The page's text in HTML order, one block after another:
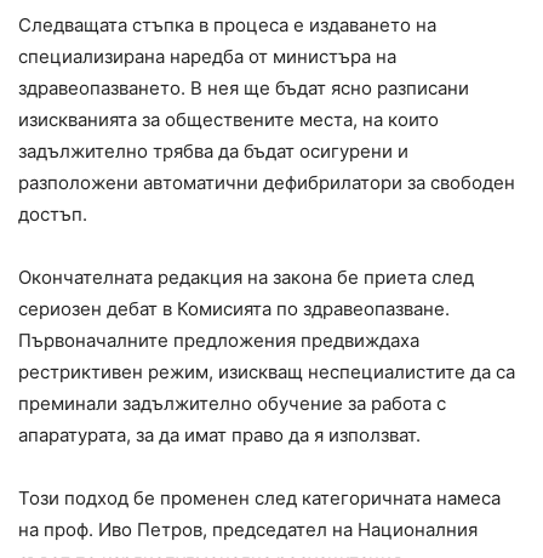
Следващата стъпка в процеса е издаването на
специализирана наредба от министъра на
здравеопазването. В нея ще бъдат ясно разписани
изискванията за обществените места, на които
задължително трябва да бъдат осигурени и
разположени автоматични дефибрилатори за свободен
достъп.
Окончателната редакция на закона бе приета след
сериозен дебат в Комисията по здравеопазване.
Първоначалните предложения предвиждаха
рестриктивен режим, изискващ неспециалистите да са
преминали задължително обучение за работа с
апаратурата, за да имат право да я използват.
Този подход бе променен след категоричната намеса
на проф. Иво Петров, председател на Националния